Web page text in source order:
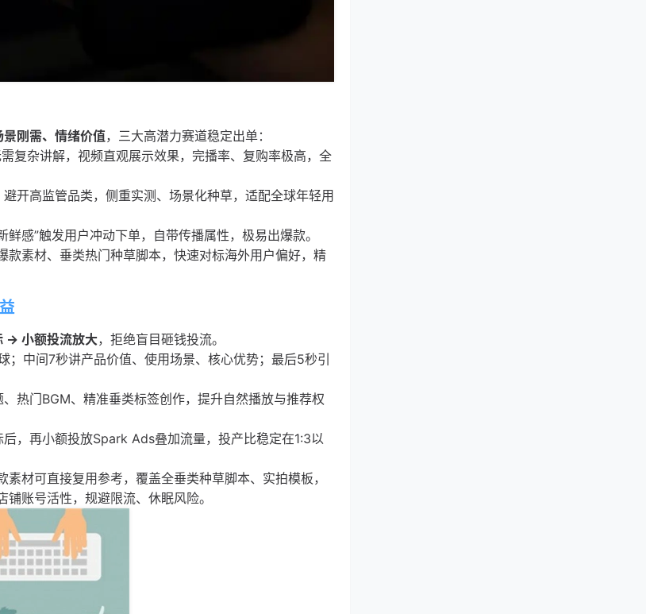
刚需、情绪价值，三大高潜力赛道稳定出单：
复杂讲解，视频直观展示效果，完播率、复购率极高，全
开高监管品类，侧重实测、场景化种草，适配全球年轻用
感”触发用户冲动下单，自带传播属性，极易出爆款。
款素材、垂类热门种草脚本，快速对标海外用户偏好，精
→ 小额投流放大，拒绝盲目砸钱投流。
；中间7秒讲产品价值、使用场景、核心优势；最后5秒引
热门BGM、精准垂类标签创作，提升自然播放与推荐权
，再小额投放Spark Ads叠加流量，投产比稳定在1:3以
素材可直接复用参考，覆盖全垂类种草脚本、实拍模板，
账号活性，规避限流、休眠风险。